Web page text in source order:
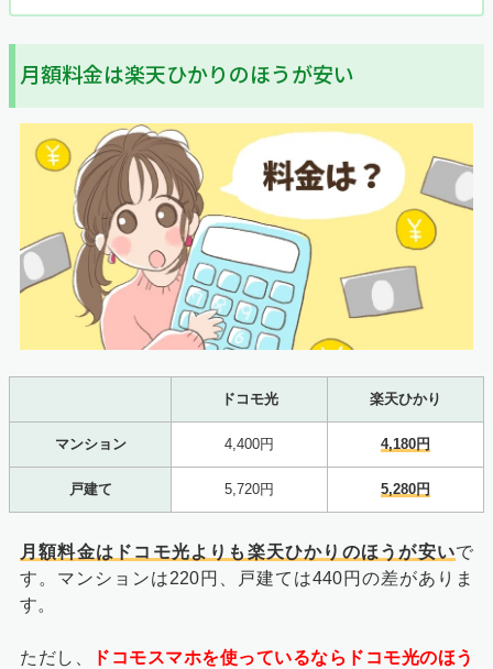
月額料金は楽天ひかりのほうが安い
ドコモ光 楽天ひかり
マンション 4,400円 4,180円
戸建て 5,720円 5,280円
月額料金はドコモ光よりも楽天ひかりのほうが安いで
す。マンションは220円、戸建ては440円の差がありま
す。
ただし、
ドコモスマホを使っているならドコモ光のほう